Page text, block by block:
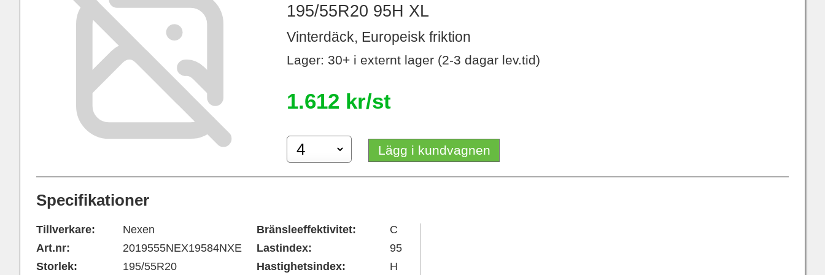
195/55R20 95H XL
Vinterdäck, Europeisk friktion
Lager: 30+ i externt lager (2-3 dagar lev.tid)
1.612 kr/st
Lägg i kundvagnen
Specifikationer
Tillverkare:
Art.nr:
Storlek:
Nexen
2019555NEX19584NXE
195/55R20
Bränsleeffektivitet:
Lastindex:
Hastighetsindex:
C
95
H